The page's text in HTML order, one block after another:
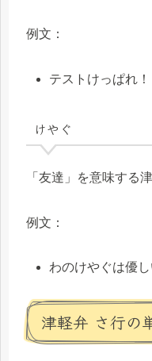
例文：
テストけっぱれ！
けやぐ
「友達」を意味する
例文：
わのけやぐは優
津軽弁 さ行の